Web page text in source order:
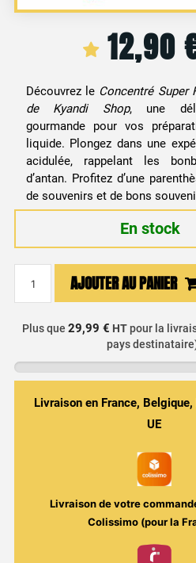
12,90
Découvrez le Concentré Super
de Kyandi Shop, une
gourmande pour vos
liquide. Plongez dans une
acidulée, rappelant les
d’antan. Profitez d’une
de souvenirs et de bons
En stock
Concentré
Bonbon
Agrumes
Acidulés
AJOUTER AU PANIER
Plus que 29,99 € HTpour la
pays
Livraison en France,
UE
Livraison de votre
Colissimo (pour la